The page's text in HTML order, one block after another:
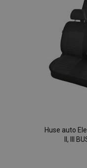
Huse auto
II, III